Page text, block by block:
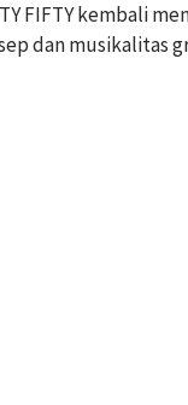
FIFTY kembali
dan musikalitas